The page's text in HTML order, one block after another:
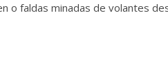
o faldas minadas de volantes